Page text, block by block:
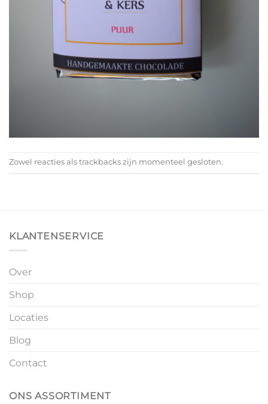
Zowel reacties als trackbacks zijn momenteel gesloten.
KLANTENSERVICE
Over
Shop
Locaties
Blog
Contact
ONS ASSORTIMENT